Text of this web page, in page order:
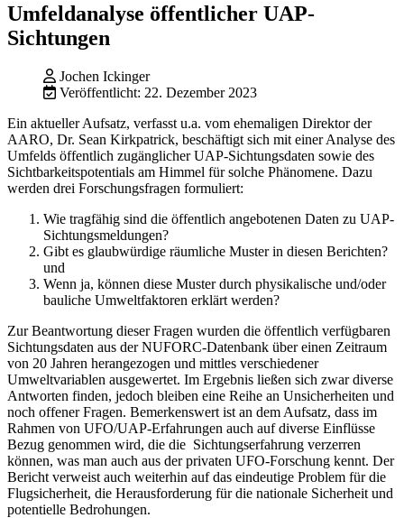
Umfeldanalyse öffentlicher UAP-
Sichtungen
Jochen Ickinger
Veröffentlicht: 22. Dezember 2023
Ein aktueller Aufsatz, verfasst u.a. vom ehemaligen Direktor der
AARO, Dr. Sean Kirkpatrick, beschäftigt sich mit einer Analyse des
Umfelds öffentlich zugänglicher UAP-Sichtungsdaten sowie des
Sichtbarkeitspotentials am Himmel für solche Phänomene. Dazu
werden drei Forschungsfragen formuliert:
Wie tragfähig sind die öffentlich angebotenen Daten zu UAP-
Sichtungsmeldungen?
Gibt es glaubwürdige räumliche Muster in diesen Berichten?
und
Wenn ja, können diese Muster durch physikalische und/oder
bauliche Umweltfaktoren erklärt werden?
Zur Beantwortung dieser Fragen wurden die öffentlich verfügbaren
Sichtungsdaten aus der NUFORC-Datenbank über einen Zeitraum
von 20 Jahren herangezogen und mittles verschiedener
Umweltvariablen ausgewertet. Im Ergebnis ließen sich zwar diverse
Antworten finden, jedoch bleiben eine Reihe an Unsicherheiten und
noch offener Fragen. Bemerkenswert ist an dem Aufsatz, dass im
Rahmen von UFO/UAP-Erfahrungen auch auf diverse Einflüsse
Bezug genommen wird, die die Sichtungserfahrung verzerren
können, was man auch aus der privaten UFO-Forschung kennt. Der
Bericht verweist auch weiterhin auf das eindeutige Problem für die
Flugsicherheit, die Herausforderung für die nationale Sicherheit und
potentielle Bedrohungen.